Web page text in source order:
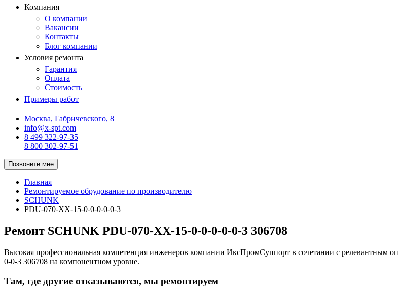
Компания
О компании
Вакансии
Контакты
Блог компании
Условия ремонта
Гарантия
Оплата
Стоимость
Примеры работ
Москва, Габричевского, 8
info@x-spt.com
8 499 322-97-35
8 800 302-97-51
Позвоните мне
Главная—
Ремонтируемое обрудование по производителю—
SCHUNK—
PDU-070-XX-15-0-0-0-0-0-3
Ремонт SCHUNK PDU-070-XX-15-0-0-0-0-0-3 306708
Высокая профессиональная компетенция инженеров компании ИксПромСуппорт в сочетании с релевантным
0-0-3 306708 на компонентном уровне.
Там, где другие отказываются, мы ремонтируем